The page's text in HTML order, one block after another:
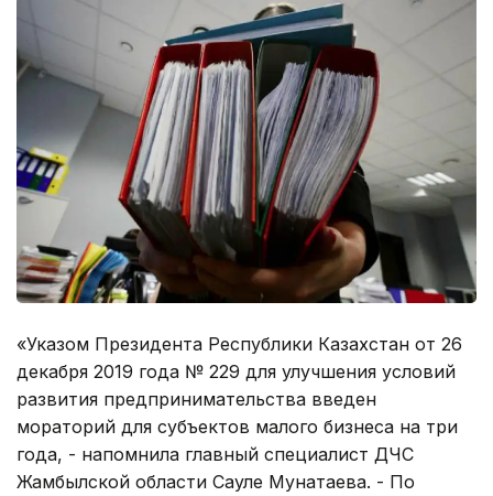
«Указом Президента Республики Казахстан от 26
декабря 2019 года № 229 для улучшения условий
развития предпринимательства введен
мораторий для субъектов малого бизнеса на три
года, - напомнила главный специалист ДЧС
Жамбылской области Сауле Мунатаева. - По